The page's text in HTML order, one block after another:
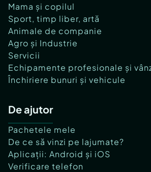
Mama și copilul
Sport, timp liber, artă
Animale de companie
Agro și Industrie
Servicii
Echipamente profesionale și
Închiriere bunuri și vehicule
De ajutor
Pachetele mele
De ce să vinzi pe lajumate?
Aplicații: Android și iOS
Verificare telefon